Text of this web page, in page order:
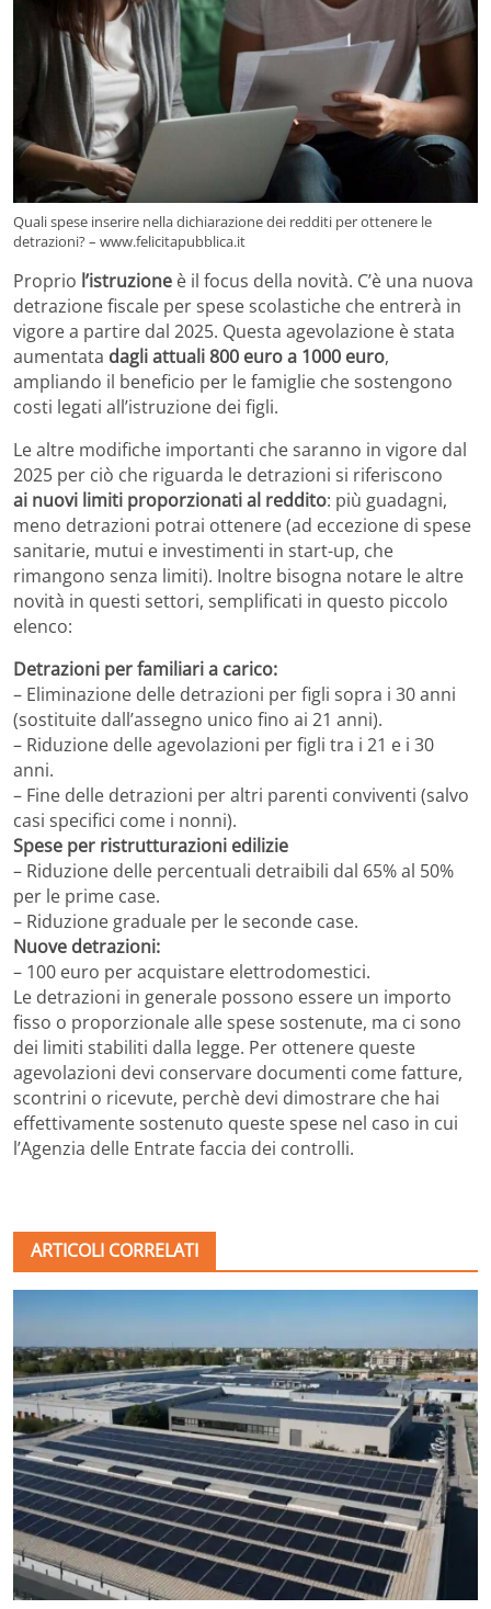
Quali spese inserire nella dichiarazione dei redditi per ottenere le
detrazioni? – www.felicitapubblica.it
Proprio l’istruzione è il focus della novità. C’è una nuova
detrazione fiscale per spese scolastiche che entrerà in
vigore a partire dal 2025. Questa agevolazione è stata
aumentata dagli attuali 800 euro a 1000 euro,
ampliando il beneficio per le famiglie che sostengono
costi legati all’istruzione dei figli.
Le altre modifiche importanti che saranno in vigore dal
2025 per ciò che riguarda le detrazioni si riferiscono
ai nuovi limiti proporzionati al reddito: più guadagni,
meno detrazioni potrai ottenere (ad eccezione di spese
sanitarie, mutui e investimenti in start-up, che
rimangono senza limiti). Inoltre bisogna notare le altre
novità in questi settori, semplificati in questo piccolo
elenco:
Detrazioni per familiari a carico:
– Eliminazione delle detrazioni per figli sopra i 30 anni
(sostituite dall’assegno unico fino ai 21 anni).
– Riduzione delle agevolazioni per figli tra i 21 e i 30
anni.
– Fine delle detrazioni per altri parenti conviventi (salvo
casi specifici come i nonni).
Spese per ristrutturazioni edilizie
– Riduzione delle percentuali detraibili dal 65% al 50%
per le prime case.
– Riduzione graduale per le seconde case.
Nuove detrazioni:
– 100 euro per acquistare elettrodomestici.
Le detrazioni in generale possono essere un importo
fisso o proporzionale alle spese sostenute, ma ci sono
dei limiti stabiliti dalla legge. Per ottenere queste
agevolazioni devi conservare documenti come fatture,
scontrini o ricevute, perchè devi dimostrare che hai
effettivamente sostenuto queste spese nel caso in cui
l’Agenzia delle Entrate faccia dei controlli.
ARTICOLI CORRELATI